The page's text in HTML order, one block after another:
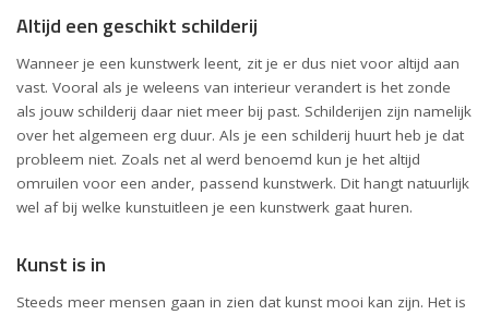
Altijd een geschikt schilderij
Wanneer je een kunstwerk leent, zit je er dus niet voor altijd aan
vast. Vooral als je weleens van interieur verandert is het zonde
als jouw schilderij daar niet meer bij past. Schilderijen zijn namelijk
over het algemeen erg duur. Als je een schilderij huurt heb je dat
probleem niet. Zoals net al werd benoemd kun je het altijd
omruilen voor een ander, passend kunstwerk. Dit hangt natuurlijk
wel af bij welke kunstuitleen je een kunstwerk gaat huren.
Kunst is in
Steeds meer mensen gaan in zien dat kunst mooi kan zijn. Het is